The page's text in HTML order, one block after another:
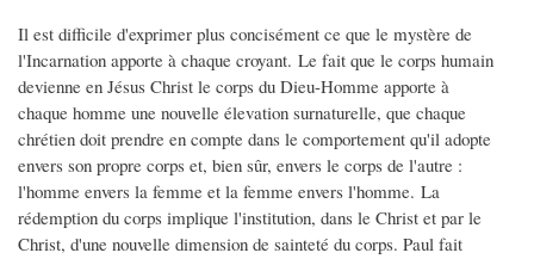
Il est difficile d'exprimer plus concisément ce que le mystère de
l'Incarnation apporte à chaque croyant. Le fait que le corps humain
devienne en Jésus Christ le corps du Dieu-Homme apporte à
chaque homme une nouvelle élevation surnaturelle, que chaque
chrétien doit prendre en compte dans le comportement qu'il adopte
envers son propre corps et, bien sûr, envers le corps de l'autre :
l'homme envers la femme et la femme envers l'homme. La
rédemption du corps implique l'institution, dans le Christ et par le
Christ, d'une nouvelle dimension de sainteté du corps. Paul fait